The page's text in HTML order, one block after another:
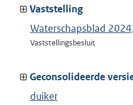
van:
Vaststelling
Waterschapsblad
Vaststellingsbesluit
Geconsolideerde
duiker